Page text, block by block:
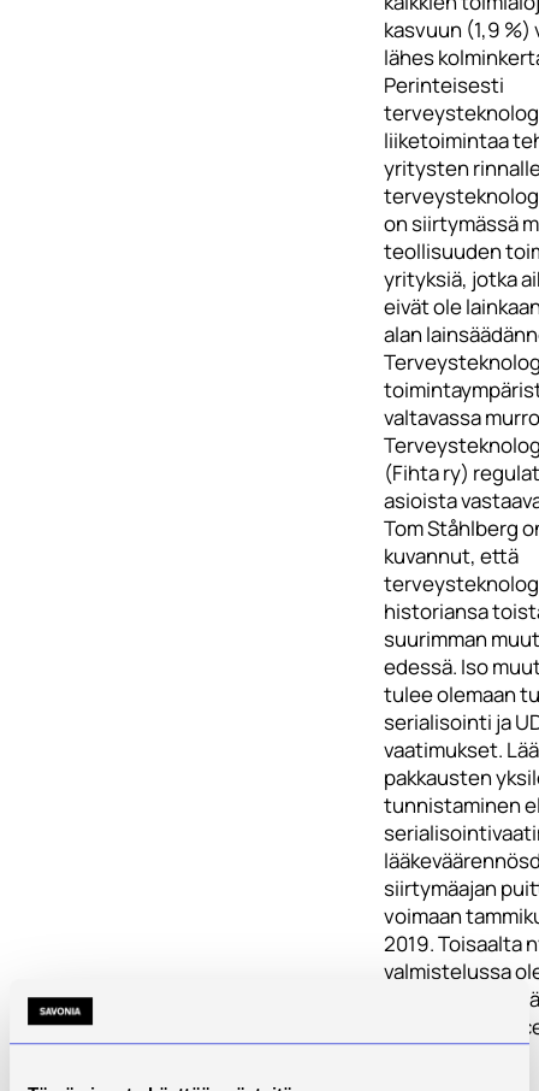
kasvuun (1,9
lähes
Perinteisesti
liiketoimintaa
yritysten
on siirtymässä
teollisuuden
yrityksiä, jotka
eivät ole
alan
valtavassa
(Fihta ry)
asioista
Tom Ståhlberg
kuvannut, että
historiansa
suurimman
edessä. Iso
tulee olemaan
serialisointi ja
vaatimukset.
pakkausten
tunnistaminen
siirtymäajan
voimaan
2019. Toisaalta
valmistelussa
asetus pitää
eli Unique
Identification-